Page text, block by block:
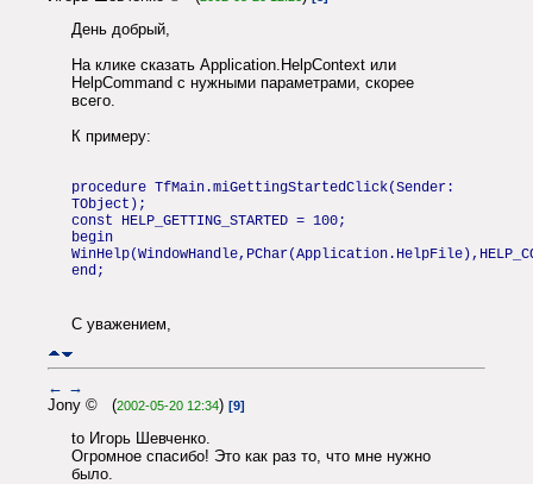
День добрый,
На клике сказать Application.HelpContext или
HelpCommand с нужными параметрами, скорее
всего.
К примеру:
procedure TfMain.miGettingStartedClick(Sender:
TObject);
const HELP_GETTING_STARTED = 100;
begin
end;
С уважением,
← →
Jony © (2002-05-20 12:34) [9]
to Игорь Шевченко.
Огромное спасибо! Это как раз то, что мне нужно
было.